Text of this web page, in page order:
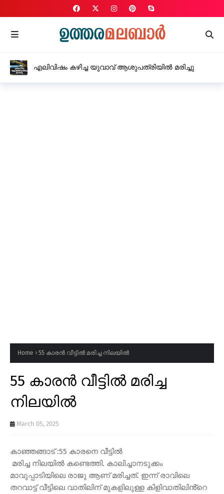
എലിവിഷം കഴിച്ച യുവാവ് ആശുപത്രിയിൽ മരിച്ചു
Home 55 കാരൻ വീട്ടിൽ മരിച്ച നിലയിൽ
55 കാരൻ വീട്ടിൽ മരിച്ച
നിലയിൽ
March 05, 2025
കാഞ്ഞങ്ങാട് :55 കാരനെ വീട്ടിൽ
മരിച്ച നിലയിൽ കണ്ടെത്തി. കാലിച്ചാനടുക്കം
മാവുപ്പാടിയിലെ രാജു ആണ് മരിച്ചത്. ഇന്ന് രാവിലെ
തറവാട്ട് വീട്ടിലെ വാതിലിന് മുകളിലുള്ള കിളിവാതിലിൻ്റെ